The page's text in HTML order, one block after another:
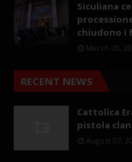
Siculiana
chiudono i
March 20,
RECENT NEWS
Cattolica
pistola
August 07,